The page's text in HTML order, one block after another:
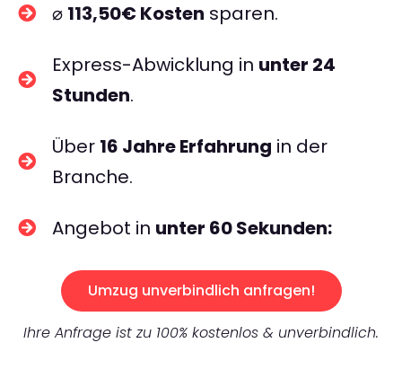
⌀ 113,50€ Kosten sparen.
Express-Abwicklung in unter 24
Stunden.
Über 16 Jahre Erfahrung in der
Branche.
Angebot in unter 60 Sekunden:
Umzug unverbindlich anfragen!
Ihre Anfrage ist zu 100% kostenlos & unverbindlich.